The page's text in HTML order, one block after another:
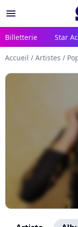
menu
Billetterie Star
Accueil / Artistes /